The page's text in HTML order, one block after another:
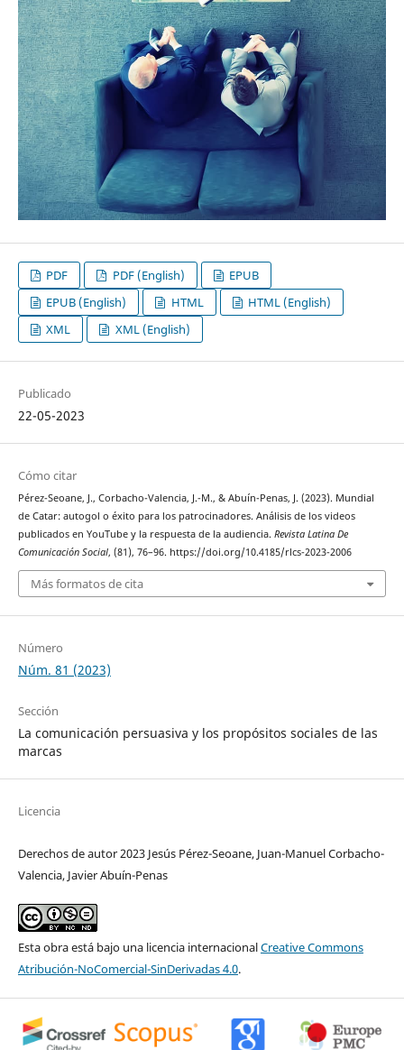
PDF PDF (English)
EPUB
EPUB (English)
HTML
HTML (English)
XML
XML (English)
Publicado
22-05-2023
Cómo citar
Pérez-Seoane, J., Corbacho-Valencia, J.-M., & Abuín-Penas, J. (2023). Mundial
de Catar: autogol o éxito para los patrocinadores. Análisis de los videos
publicados en YouTube y la respuesta de la audiencia. Revista Latina De
Comunicación Social, (81), 76–96. https://doi.org/10.4185/rlcs-2023-2006
Más formatos de cita
Número
Núm. 81 (2023)
Sección
La comunicación persuasiva y los propósitos sociales de las
marcas
Licencia
Derechos de autor 2023 Jesús Pérez-Seoane, Juan-Manuel Corbacho-
Valencia, Javier Abuín-Penas
Esta obra está bajo una licencia internacionalCreative Commons
Atribución-NoComercial-SinDerivadas 4.0.